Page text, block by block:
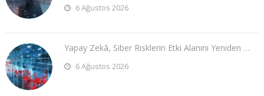
6 Ağustos 2026
Yapay Zekâ, Siber Risklerin Etki Alanını Yeniden …
6 Ağustos 2026